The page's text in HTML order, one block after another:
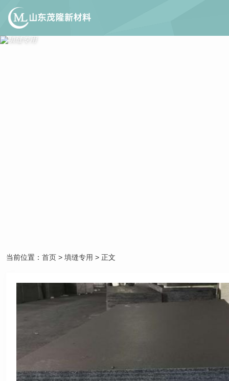
当前位置： 首页 > 填缝专用 > 正文